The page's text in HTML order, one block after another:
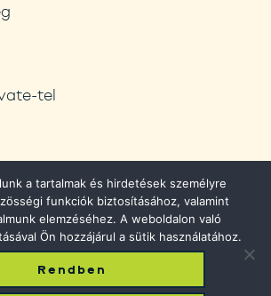
tel
Shopping. All Rights Reserved.
a tartalmak és hirdetések személyre
funkciók biztosításához, valamint
elemzéséhez. A weboldalon való
Ön hozzájárul a sütik használatához.
Rendben